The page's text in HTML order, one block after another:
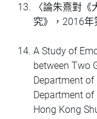
〈論朱熹對
究》，2016年
A Study of
between Two
Department
Department of
Hong Kong